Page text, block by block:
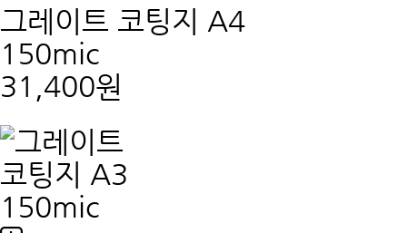
그레이트 코팅지 A4
150mic
31,400원